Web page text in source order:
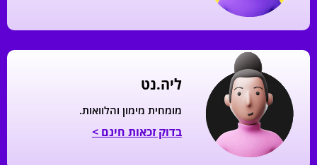
ליה.נט
מומחית מימון והלוואות.
בדוק זכאות חינם >